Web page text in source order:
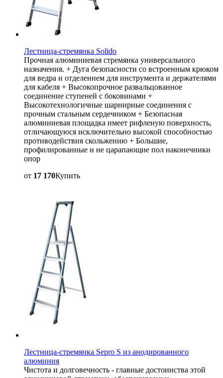
Лестница-стремянка Solido
Прочная алюминиевая стремянка универсального
назначения. + Дуга безопасности со встроенным крюком
для ведра и отделением для инструмента и держателями
для кабеля + Высокопрочное развальцованное
соединение ступеней с боковинами +
Высокотехнологичные шарнирные соединения с
прочным стальным сердечником + Безопасная
алюминиевая площадка имеет рифленую поверхность,
отличающуюся исключительно высокой способностью
противодействия скольжению + Большие,
профилированные и не царапающие пол наконечники
опор
от 17 170Купить
Лестница-стремянка Sepro S из анодированного
алюминия
Чистота и долговечность - главные достоинства этой